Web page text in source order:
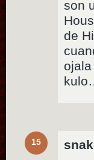
son
de
15